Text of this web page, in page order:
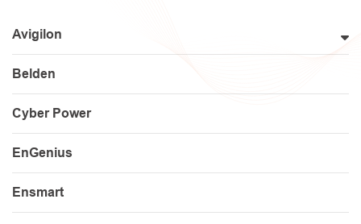
Avigilon
Belden
Cyber Power
EnGenius
Ensmart